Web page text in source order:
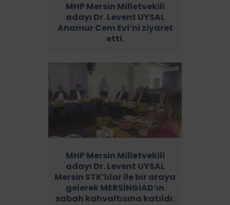
MHP Mersin Milletvekili
adayı Dr. Levent UYSAL
Anamur Cem Evi’ni ziyaret
etti.
MHP Mersin Milletvekili
adayı Dr. Levent UYSAL
Mersin STK’lılar ile bir araya
gelerek MERSİNGİAD’ın
sabah kahvaltısına katıldı.